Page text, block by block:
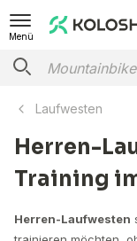
Menü
Laufwesten
Herren-
Training
Herren-Laufwesten